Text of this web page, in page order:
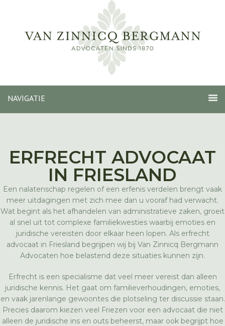
NAVIGATIE
ERFRECHT ADVOCAAT
IN FRIESLAND
Een nalatenschap regelen of een erfenis verdelen brengt vaak
meer uitdagingen met zich mee dan u vooraf had verwacht.
Wat begint als het afhandelen van administratieve zaken, groeit
al snel uit tot complexe familiekwesties waarbij emoties en
juridische vereisten door elkaar heen lopen. Als erfrecht
advocaat in Friesland begrijpen wij bij Van Zinnicq Bergmann
Advocaten hoe belastend deze situaties kunnen zijn.
Erfrecht is een specialisme dat veel meer vereist dan alleen
juridische kennis. Het gaat om familieverhoudingen, emoties,
en vaak jarenlange gewoontes die plotseling ter discussie staan.
Precies daarom kiezen veel Friezen voor een advocaat die niet
alleen de juridische ins en outs beheerst, maar ook begrijpt hoe